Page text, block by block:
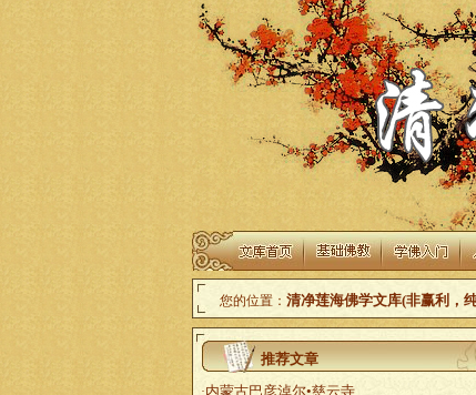
您的位置： 清净莲海佛学文库(非赢利，
推荐文章
·内蒙古巴彦淖尔•慈云寺